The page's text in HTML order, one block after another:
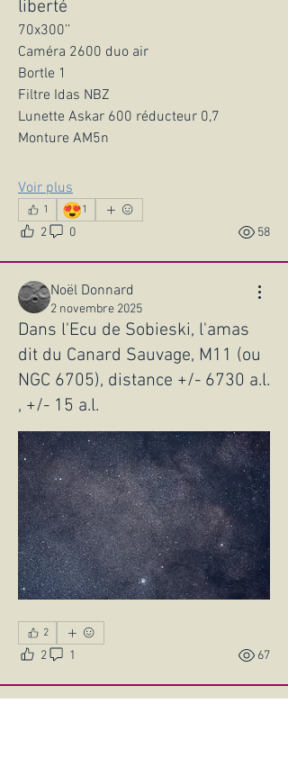
liberté
70x300’’
Caméra 2600 duo air
Bortle 1
Filtre Idas NBZ
Lunette Askar 600 réducteur 0,7
Monture AM5n
Voir plus
1 😍1
2 0 58
Noël Donnard
2 novembre 2025
Dans l'Ecu de Sobieski, l'amas
dit du Canard Sauvage, M11 (ou
NGC 6705), distance +/- 6730 a.l.
, +/- 15 a.l.
2
2 1 67